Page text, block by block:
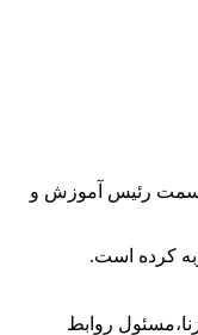
سمت رئیس آموزش و
کرده است.
روابط